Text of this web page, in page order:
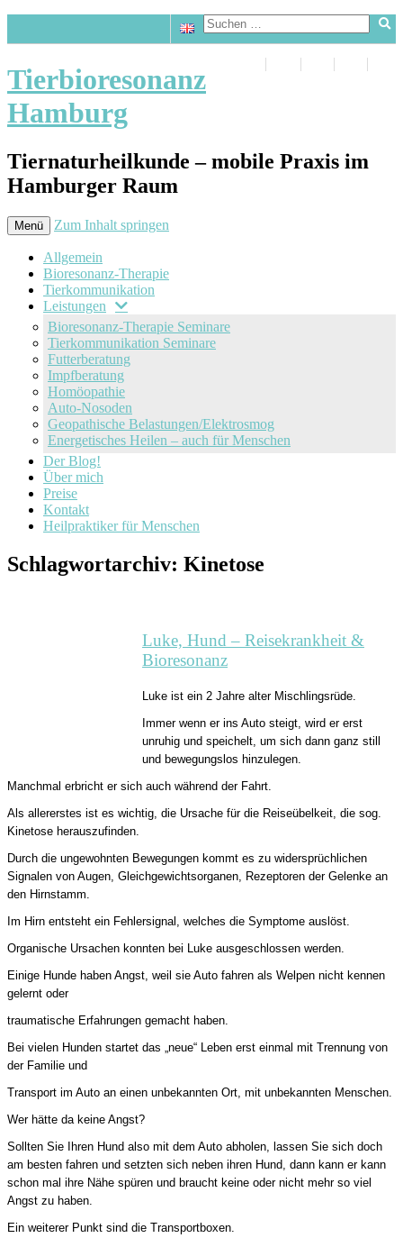
Tierbioresonanz
Hamburg
Tiernaturheilkunde – mobile Praxis im
Hamburger Raum
Menü Zum Inhalt springen
Allgemein
Bioresonanz-Therapie
Tierkommunikation
Leistungen
Bioresonanz-Therapie Seminare
Tierkommunikation Seminare
Futterberatung
Impfberatung
Homöopathie
Auto-Nosoden
Geopathische Belastungen/Elektrosmog
Energetisches Heilen – auch für Menschen
Der Blog!
Über mich
Preise
Kontakt
Heilpraktiker für Menschen
Schlagwortarchiv: Kinetose
Luke, Hund – Reisekrankheit &
Bioresonanz
Luke ist ein 2 Jahre alter Mischlingsrüde.
Immer wenn er ins Auto steigt, wird er erst
unruhig und speichelt, um sich dann ganz still
und bewegungslos hinzulegen.
Manchmal erbricht er sich auch während der Fahrt.
Als allererstes ist es wichtig, die Ursache für die Reiseübelkeit, die sog.
Kinetose herauszufinden.
Durch die ungewohnten Bewegungen kommt es zu widersprüchlichen
Signalen von Augen, Gleichgewichtsorganen, Rezeptoren der Gelenke an
den Hirnstamm.
Im Hirn entsteht ein Fehlersignal, welches die Symptome auslöst.
Organische Ursachen konnten bei Luke ausgeschlossen werden.
Einige Hunde haben Angst, weil sie Auto fahren als Welpen nicht kennen
gelernt oder
traumatische Erfahrungen gemacht haben.
Bei vielen Hunden startet das „neue“ Leben erst einmal mit Trennung von
der Familie und
Transport im Auto an einen unbekannten Ort, mit unbekannten Menschen.
Wer hätte da keine Angst?
Sollten Sie Ihren Hund also mit dem Auto abholen, lassen Sie sich doch
am besten fahren und setzten sich neben ihren Hund, dann kann er kann
schon mal ihre Nähe spüren und braucht keine oder nicht mehr so viel
Angst zu haben.
Ein weiterer Punkt sind die Transportboxen.